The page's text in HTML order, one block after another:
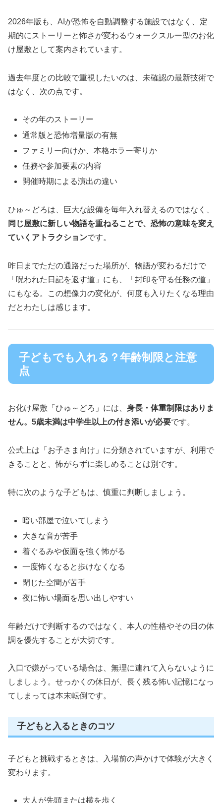
2026年版も、AIが恐怖を自動調整する施設ではなく、定
期的にストーリーと怖さが変わるウォークスルー型のお化
け屋敷として案内されています。
過去年度との比較で重視したいのは、未確認の最新技術で
はなく、次の点です。
その年のストーリー
通常版と恐怖増量版の有無
ファミリー向けか、本格ホラー寄りか
任務や参加要素の内容
開催時期による演出の違い
ひゅ～どろは、巨大な設備を毎年入れ替えるのではなく、
同じ屋敷に新しい物語を重ねることで、恐怖の意味を変え
ていくアトラクションです。
昨日までただの通路だった場所が、物語が変わるだけで
「呪われた日記を返す道」にも、「封印を守る任務の道」
にもなる。この想像力の変化が、何度も入りたくなる理由
だとわたしは感じます。
子どもでも入れる？年齢制限と注意
点
お化け屋敷「ひゅ～どろ」には、 身長・体重制限はありま
せん。5歳未満は中学生以上の付き添いが必要です。
公式上は「お子さま向け」に分類されていますが、利用で
きることと、怖がらずに楽しめることは別です。
特に次のような子どもは、慎重に判断しましょう。
暗い部屋で泣いてしまう
大きな音が苦手
着ぐるみや仮面を強く怖がる
一度怖くなると歩けなくなる
閉じた空間が苦手
夜に怖い場面を思い出しやすい
年齢だけで判断するのではなく、本人の性格やその日の体
調を優先することが大切です。
入口で嫌がっている場合は、無理に連れて入らないように
しましょう。せっかくの休日が、長く残る怖い記憶になっ
てしまっては本末転倒です。
子どもと入るときのコツ
子どもと挑戦するときは、入場前の声かけで体験が大きく
変わります。
大人が先頭または横を歩く